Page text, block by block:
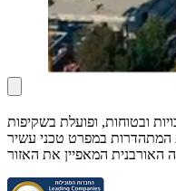
ובטוחות, ופועלת בשקיפות
המתהדרות במפרט טכני עשיר